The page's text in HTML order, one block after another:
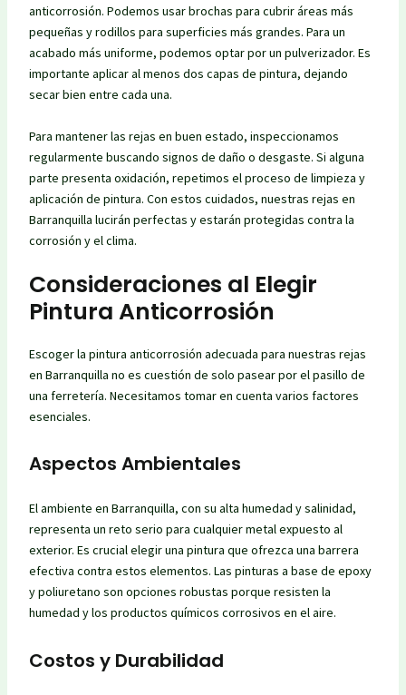
anticorrosión. Podemos usar brochas para cubrir áreas más
pequeñas y rodillos para superficies más grandes. Para un
acabado más uniforme, podemos optar por un pulverizador. Es
importante aplicar al menos dos capas de pintura, dejando
secar bien entre cada una.
Para mantener las rejas en buen estado, inspeccionamos
regularmente buscando signos de daño o desgaste. Si alguna
parte presenta oxidación, repetimos el proceso de limpieza y
aplicación de pintura. Con estos cuidados, nuestras rejas en
Barranquilla lucirán perfectas y estarán protegidas contra la
corrosión y el clima.
Consideraciones al Elegir
Pintura Anticorrosión
Escoger la pintura anticorrosión adecuada para nuestras rejas
en Barranquilla no es cuestión de solo pasear por el pasillo de
una ferretería. Necesitamos tomar en cuenta varios factores
esenciales.
Aspectos Ambientales
El ambiente en Barranquilla, con su alta humedad y salinidad,
representa un reto serio para cualquier metal expuesto al
exterior. Es crucial elegir una pintura que ofrezca una barrera
efectiva contra estos elementos. Las pinturas a base de epoxy
y poliuretano son opciones robustas porque resisten la
humedad y los productos químicos corrosivos en el aire.
Costos y Durabilidad